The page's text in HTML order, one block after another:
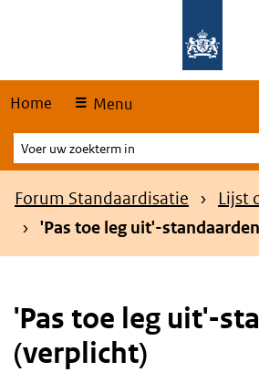
Home Menu
Voer
uw
zoekterm
Kruimelpad
Forum Standaardisatie
Lijst
'Pas toe leg uit'-
'Pas toe leg uit'-
(verplicht)